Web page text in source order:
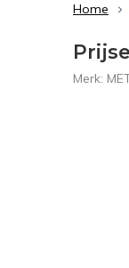
Home
Merk: